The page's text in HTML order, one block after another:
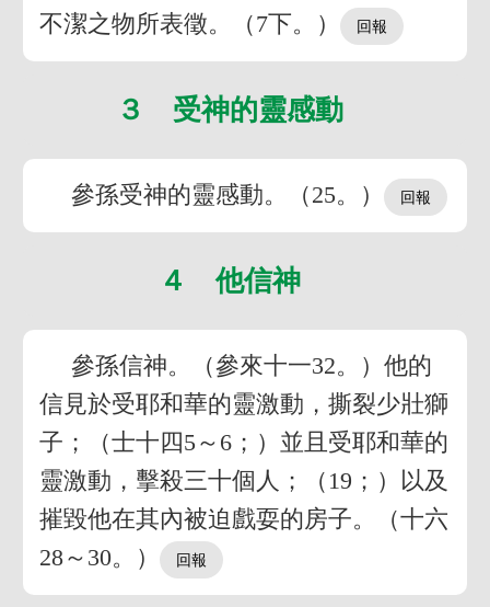
不潔之物所表徵。（7下。）
３ 受神的靈感動
參孫受神的靈感動。（25。）
４ 他信神
參孫信神。（參來十一32。）他的
信見於受耶和華的靈激動，撕裂少壯獅
子；（士十四5～6；）並且受耶和華的
靈激動，擊殺三十個人；（19；）以及
摧毀他在其內被迫戲耍的房子。（十六
28～30。）